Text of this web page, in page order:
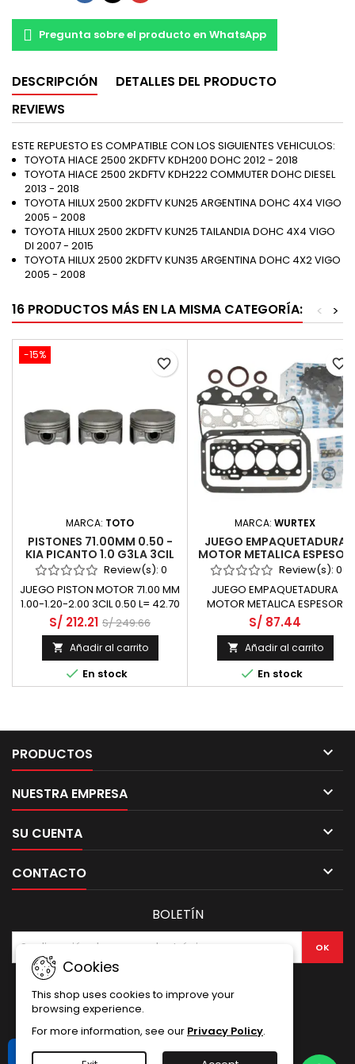
Pregunta sobre el producto en WhatsApp
DESCRIPCIÓN
DETALLES DEL PRODUCTO
REVIEWS
ESTE REPUESTO ES COMPATIBLE CON LOS SIGUIENTES VEHICULOS:
TOYOTA HIACE 2500 2KDFTV KDH200 DOHC 2012 - 2018
TOYOTA HIACE 2500 2KDFTV KDH222 COMMUTER DOHC DIESEL
2013 - 2018
TOYOTA HILUX 2500 2KDFTV KUN25 ARGENTINA DOHC 4X4 VIGO
2005 - 2008
TOYOTA HILUX 2500 2KDFTV KUN25 TAILANDIA DOHC 4X4 VIGO
DI 2007 - 2015
TOYOTA HILUX 2500 2KDFTV KUN35 ARGENTINA DOHC 4X2 VIGO
2005 - 2008
16 PRODUCTOS MÁS EN LA MISMA CATEGORÍA: >
<
-15%
MARCA: TOTO
PISTONES 71.00MM 0.50 -
KIA PICANTO 1.0 G3LA 3CIL
Review(s): 0
JUEGO PISTON MOTOR 71.00 MM
1.00-1.20-2.00 3CIL 0.50 L= 42.70
A.COMP=24.80 PAS=18.00
S/ 212.21 S/ 249.66
 Añadir al carrito
 En stock
favorite_border
MARCA: WURTEX
JUEGO EMPAQUETADURA
MOTOR METALICA ESPESOR
0.400MM - KIA PICANTO
1100 G4HG SOHC
Review(s): 0
JUEGO EMPAQUETADURA
MOTOR METALICA ESPESOR
0.400MM
S/ 87.44
 Añadir al carrito
 En stock
favorite_border
PRODUCTOS 
NUESTRA EMPRESA 
SU CUENTA 
CONTACTO 
Cookies
This shop uses cookies to improve your
browsing experience.
For more information, see our Privacy Policy.
BOLETÍN
Libro de Reclamaciones